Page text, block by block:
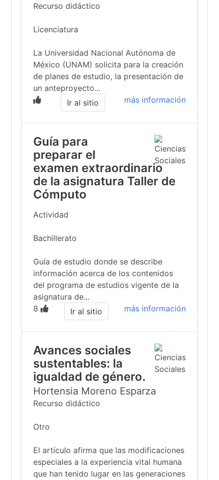
Recurso didáctico
Licenciatura
La Universidad Nacional Autónoma de
México (UNAM) solicita para la creación
de planes de estudio, la presentación de
un anteproyecto...
más información
Ir al sitio
Guía para
preparar el
examen extraordinario
de la asignatura Taller de
Cómputo
Actividad
Bachillerato
Guía de estudio donde se describe
información acerca de los contenidos
del programa de estudios vigente de la
asignatura de...
8
más información
Ir al sitio
Avances sociales
sustentables: la
igualdad de género.
Hortensia Moreno Esparza
Recurso didáctico
Otro
El artículo afirma que las modificaciones
especiales a la experiencia vital humana
que han tenido lugar en las generaciones